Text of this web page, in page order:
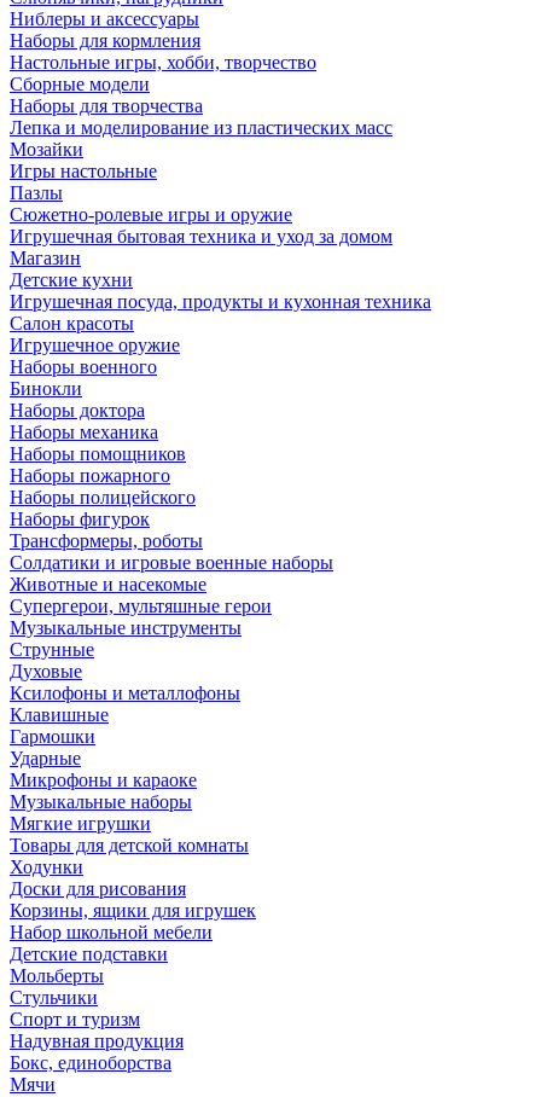
Ниблеры и аксессуары
Наборы для кормления
Настольные игры, хобби, творчество
Сборные модели
Наборы для творчества
Лепка и моделирование из пластических масс
Мозайки
Игры настольные
Пазлы
Сюжетно-ролевые игры и оружие
Игрушечная бытовая техника и уход за домом
Магазин
Детские кухни
Игрушечная посуда, продукты и кухонная техника
Салон красоты
Игрушечное оружие
Наборы военного
Бинокли
Наборы доктора
Наборы механика
Наборы помощников
Наборы пожарного
Наборы полицейского
Наборы фигурок
Трансформеры, роботы
Солдатики и игровые военные наборы
Животные и насекомые
Супергерои, мультяшные герои
Музыкальные инструменты
Струнные
Духовые
Ксилофоны и металлофоны
Клавишные
Гармошки
Ударные
Микрофоны и караоке
Музыкальные наборы
Мягкие игрушки
Товары для детской комнаты
Ходунки
Доски для рисования
Корзины, ящики для игрушек
Набор школьной мебели
Детские подставки
Мольберты
Стульчики
Спорт и туризм
Надувная продукция
Бокс, единоборства
Мячи